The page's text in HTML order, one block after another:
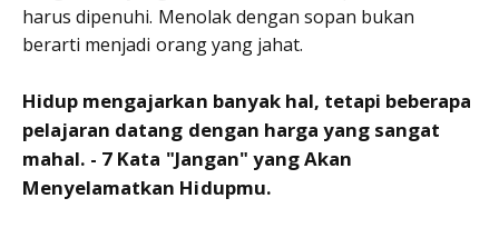
harus dipenuhi. Menolak dengan sopan bukan
berarti menjadi orang yang jahat.
Hidup mengajarkan banyak hal, tetapi beberapa
pelajaran datang dengan harga yang sangat
mahal. - 7 Kata "Jangan" yang Akan
Menyelamatkan Hidupmu.